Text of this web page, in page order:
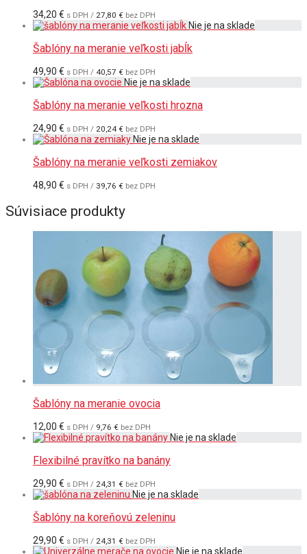
34,20 € s DPH / 27,80 € bez DPH
Šablóny na meranie veľkosti jabĺk
49,90 € s DPH / 40,57 € bez DPH
Šablóny na meranie veľkosti hrozna
24,90 € s DPH / 20,24 € bez DPH
Šablóny na meranie veľkosti zemiakov
48,90 € s DPH / 39,76 € bez DPH
Súvisiace produkty
Šablóny na meranie ovocia
12,00 € s DPH / 9,76 € bez DPH
Flexibilné pravítko na banány
29,90 € s DPH / 24,31 € bez DPH
Šablóny na koreňovú zeleninu
29,90 € s DPH / 24,31 € bez DPH